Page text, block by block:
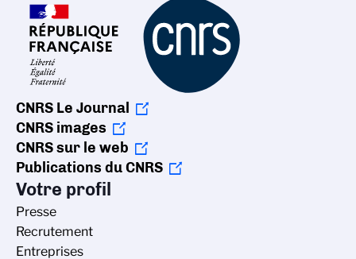
CNRS Le Journal
CNRS images
CNRS sur le web
Publications du CNRS
Votre profil
Presse
Recrutement
Entreprises